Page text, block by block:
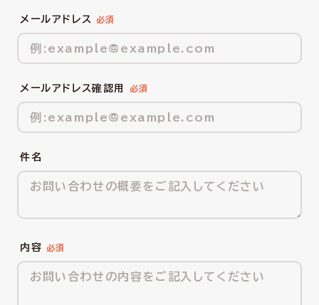
メールアドレス
メールアドレス確認用
件名
内容